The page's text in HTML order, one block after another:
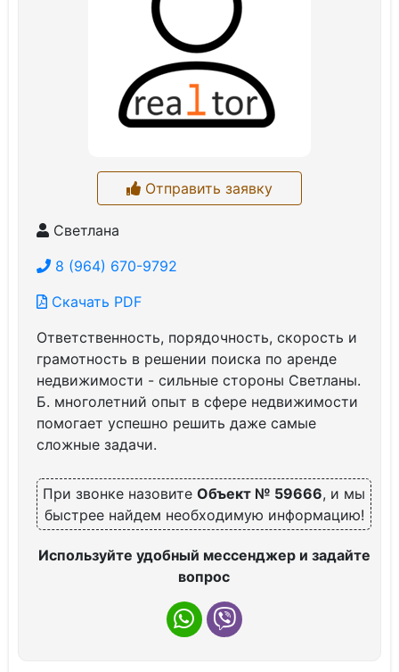
Отправить заявку
Светлана
8 (964) 670-9792
Скачать PDF
Ответственность, порядочность, скорость и
грамотность в решении поиска по аренде
недвижимости - сильные стороны Светланы.
Б. многолетний опыт в сфере недвижимости
помогает успешно решить даже самые
сложные задачи.
При звонке назовите Объект № 59666, и мы
быстрее найдем необходимую информацию!
Используйте удобный мессенджер и задайте
вопрос